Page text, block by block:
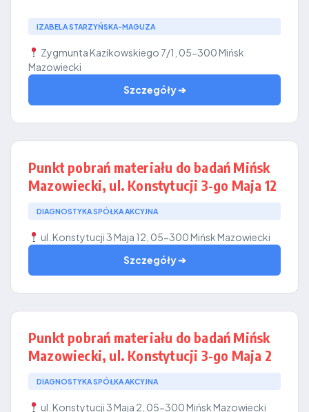
IZABELA STARZYŃSKA-MAGUZA
Zygmunta Kazikowskiego 7/1, 05-300 Mińsk
Mazowiecki
Szczegóły ➔
Punkt pobrań materiału do badań Mińsk
Mazowiecki, ul. Konstytucji 3-go Maja 12
DIAGNOSTYKA SPÓŁKA AKCYJNA
ul. Konstytucji 3 Maja 12, 05-300 Mińsk Mazowiecki
Szczegóły ➔
Punkt pobrań materiału do badań Mińsk
Mazowiecki, ul. Konstytucji 3-go Maja 2
DIAGNOSTYKA SPÓŁKA AKCYJNA
ul. Konstytucji 3 Maja 2, 05-300 Mińsk Mazowiecki